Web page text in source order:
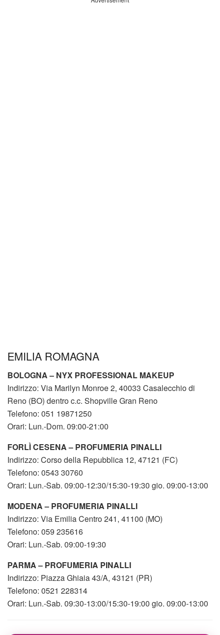
EMILIA ROMAGNA
BOLOGNA – NYX PROFESSIONAL MAKEUP
Indirizzo: Via Marilyn Monroe 2, 40033 Casalecchio di
Reno (BO) dentro c.c. Shopville Gran Reno
Telefono: 051 19871250
Orari: Lun.-Dom. 09:00-21:00
FORLÌ CESENA – PROFUMERIA PINALLI
Indirizzo: Corso della Repubblica 12, 47121 (FC)
Telefono: 0543 30760
Orari: Lun.-Sab. 09:00-12:30/15:30-19:30 gio. 09:00-13:00
MODENA – PROFUMERIA PINALLI
Indirizzo: Via Emilia Centro 241, 41100 (MO)
Telefono: 059 235616
Orari: Lun.-Sab. 09:00-19:30
PARMA – PROFUMERIA PINALLI
Indirizzo: Piazza Ghiaia 43/A, 43121 (PR)
Telefono: 0521 228314
Orari: Lun.-Sab. 09:30-13:00/15:30-19:00 gio. 09:00-13:00